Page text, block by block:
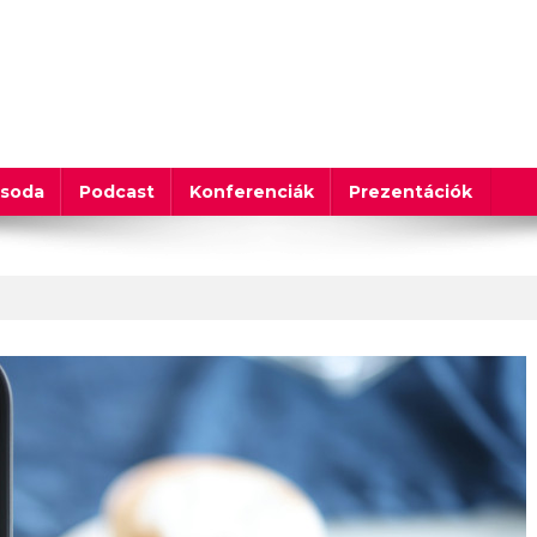
Podcast Konferenciák Prezentációk